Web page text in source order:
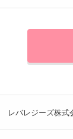
レバレジーズ株式